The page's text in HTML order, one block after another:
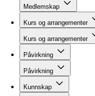
Medlemskap
Kurs og arrangementer
Kurs og arrangementer
Påvirkning
Påvirkning
Kunnskap